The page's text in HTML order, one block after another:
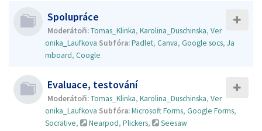
Spolupráce
Moderátoři:Tomas_Klinka, Karolina_Duschinska, Ver
onika_Laufkova Subfóra:Padlet, Canva, Google socs, Ja
mboard, Coogle
Evaluace, testování
Moderátoři:Tomas_Klinka, Karolina_Duschinska, Ver
onika_Laufkova Subfóra:Microsoft Forms, Google Forms,
Socrative, Nearpod, Plickers, Seesaw